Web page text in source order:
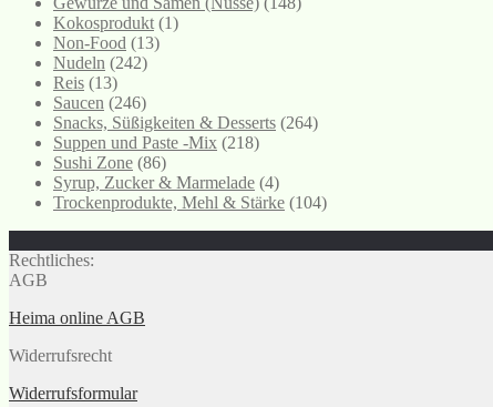
Kokosprodukt (1)
Non-Food (13)
Nudeln (242)
Reis (13)
Saucen (246)
Snacks, Süßigkeiten & Desserts (264)
Suppen und Paste -Mix (218)
Sushi Zone (86)
Syrup, Zucker & Marmelade (4)
Trockenprodukte, Mehl & Stärke (104)
Rechtliches:
AGB
Heima online AGB
Widerrufsrecht
Widerrufsformular